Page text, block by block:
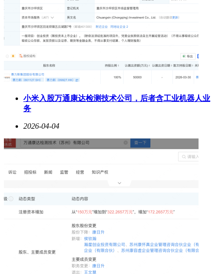
小米入股万通康达检测技术公司，后者含工业机器人业
务
2026-04-04